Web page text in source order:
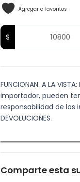
Agregar a favoritos
FUNCIONAN. A LA
importador, pueden
responsabilidad de los
DEVOLUCIONES.
Comparte esta